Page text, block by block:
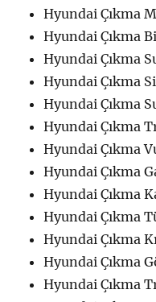
Hyundai Çıkma
Hyundai Çıkma
Hyundai Çıkma
Hyundai Çıkma
Hyundai Çıkma
Hyundai Çıkma
Hyundai Çıkma
Hyundai Çıkma
Hyundai Çıkma
Hyundai Çıkma
Hyundai Çıkma
Hyundai Çıkma
Hyundai Çıkma